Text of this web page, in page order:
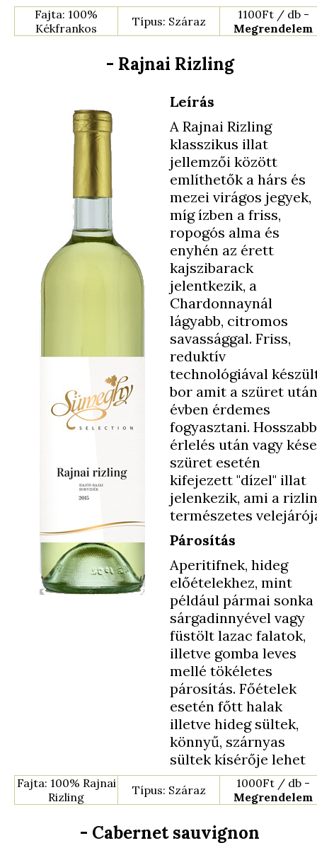
Fajta: 100%
Kékfrankos
Típus: Száraz
1100Ft / db -
Megrendelem
- Rajnai Rizling
Leírás
A Rajnai Rizling
klasszikus illat
jellemzői között
említhetők a hárs és
mezei virágos jegyek,
míg ízben a friss,
ropogós alma és
enyhén az érett
kajszibarack
jelentkezik, a
Chardonnaynál
lágyabb, citromos
savassággal. Friss,
reduktív
technológiával
bor amit a szüret
évben érdemes
fogyasztani. Hosszabb
érlelés után vagy
szüret esetén
kifejezett "dízel" illat
jelenkezik, ami a
természetes
Párosítás
Aperitifnek, hideg
előételekhez, mint
például pármai sonka
sárgadinnyével vagy
füstölt lazac falatok,
illetve gomba leves
mellé tökéletes
párosítás. Főételek
esetén főtt halak
illetve hideg sültek,
könnyű, szárnyas
sültek kísérője lehet
Fajta: 100% Rajnai
Rizling
Típus: Száraz
1000Ft / db -
Megrendelem
- Cabernet sauvignon